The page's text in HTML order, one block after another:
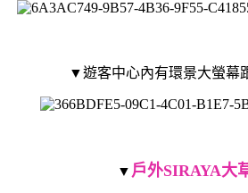
▼遊客中心內有環景大螢幕
▼ 戶外SIRAYA大